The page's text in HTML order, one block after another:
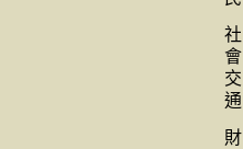
社
會
交
通
財